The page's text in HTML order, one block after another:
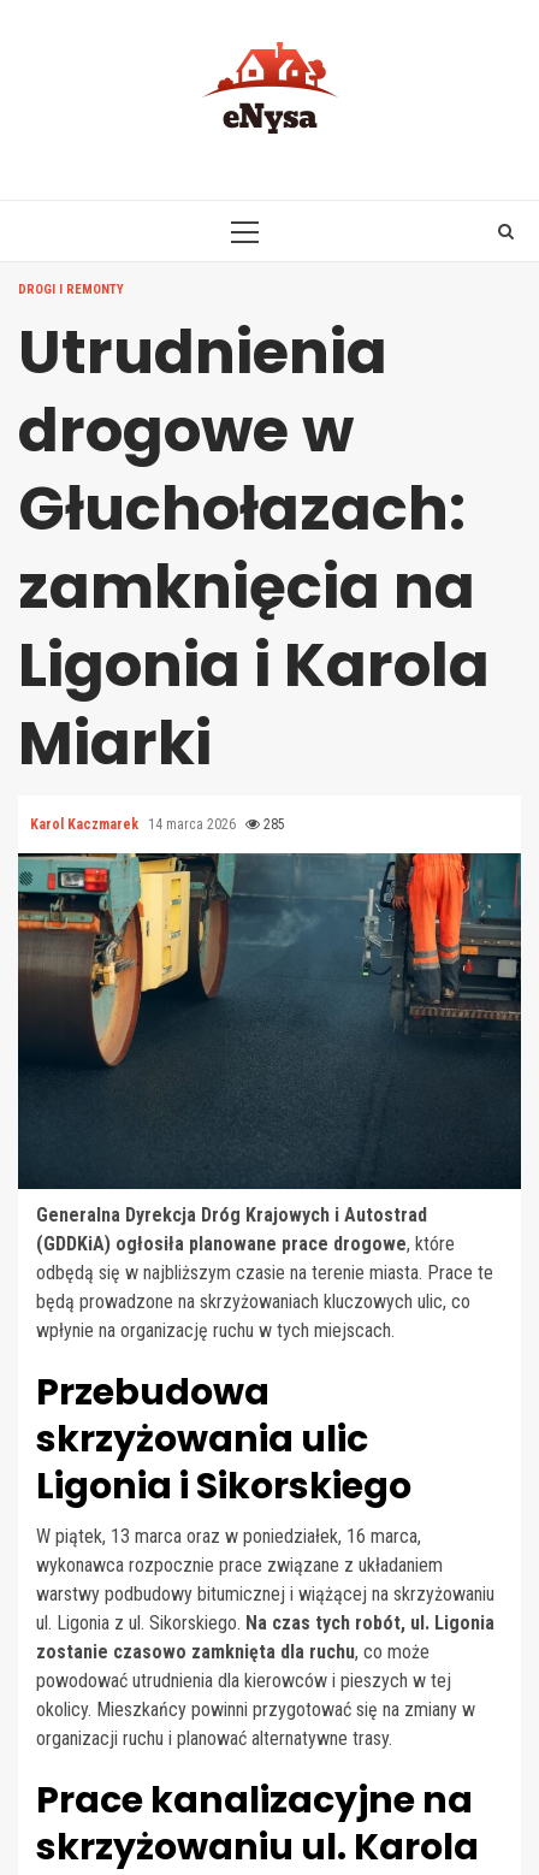
PRIMARY
DROGI I REMONTY
Utrudnienia
drogowe w
Głuchołazach:
zamknięcia na
Ligonia i Karola
Miarki
Karol Kaczmarek 14 marca 2026 285
Generalna Dyrekcja Dróg Krajowych i Autostrad
(GDDKiA) ogłosiła planowane prace drogowe, które
odbędą się w najbliższym czasie na terenie miasta. Prace te
będą prowadzone na skrzyżowaniach kluczowych ulic, co
wpłynie na organizację ruchu w tych miejscach.
Przebudowa
skrzyżowania ulic
Ligonia i Sikorskiego
W piątek, 13 marca oraz w poniedziałek, 16 marca,
wykonawca rozpocznie prace związane z układaniem
warstwy podbudowy bitumicznej i wiążącej na skrzyżowaniu
ul. Ligonia z ul. Sikorskiego. Na czas tych robót, ul. Ligonia
zostanie czasowo zamknięta dla ruchu, co może
powodować utrudnienia dla kierowców i pieszych w tej
okolicy. Mieszkańcy powinni przygotować się na zmiany w
organizacji ruchu i planować alternatywne trasy.
Prace kanalizacyjne na
skrzyżowaniu ul. Karola